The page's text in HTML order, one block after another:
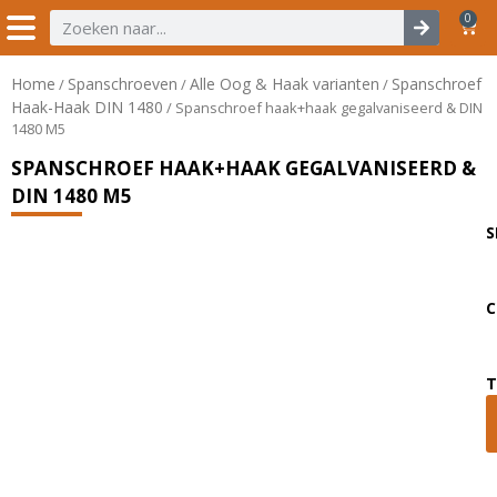
0
Home / Spanschroeven /Alle Oog & Haak varianten / Spanschroef
Haak-Haak DIN 1480 / Spanschroef haak+haak gegalvaniseerd & DIN
1480 M5
SPANSCHROEF HAAK+HAAK GEGALVANISEERD &
DIN 1480 M5